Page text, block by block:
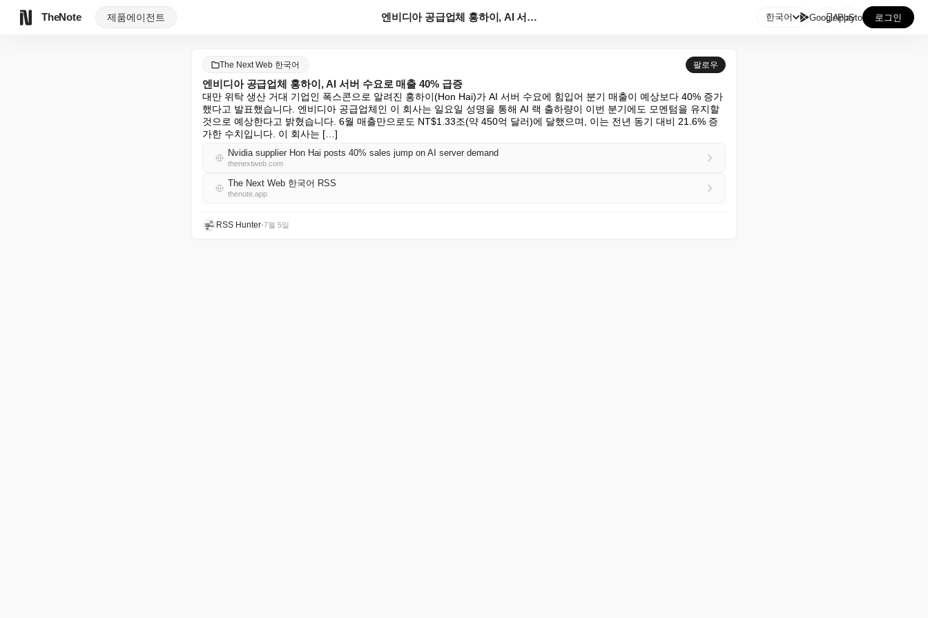
TheNote 제품에이전트 엔비디아 공급업체 홍하이, AI 서버 수요로 매출 40... 한국어 GooglePlay
AppStore 로그인
The Next Web 한국어 팔로우
엔비디아 공급업체 홍하이, AI 서버 수요로 매출 40% 급증
대만 위탁 생산 거대 기업인 폭스콘으로 알려진 홍하이(Hon Hai)가 AI 서버 수요에 힘입어 분기 매출이 예상보다 40% 증가
했다고 발표했습니다. 엔비디아 공급업체인 이 회사는 일요일 성명을 통해 AI 랙 출하량이 이번 분기에도 모멘텀을 유지할
것으로 예상한다고 밝혔습니다. 6월 매출만으로도 NT$1.33조(약 450억 달러)에 달했으며, 이는 전년 동기 대비 21.6% 증
가한 수치입니다. 이 회사는 […]
Nvidia supplier Hon Hai posts 40% sales jump on AI server demand
thenextweb.com
The Next Web 한국어 RSS
thenote.app
RSS Hunter•7월 5일